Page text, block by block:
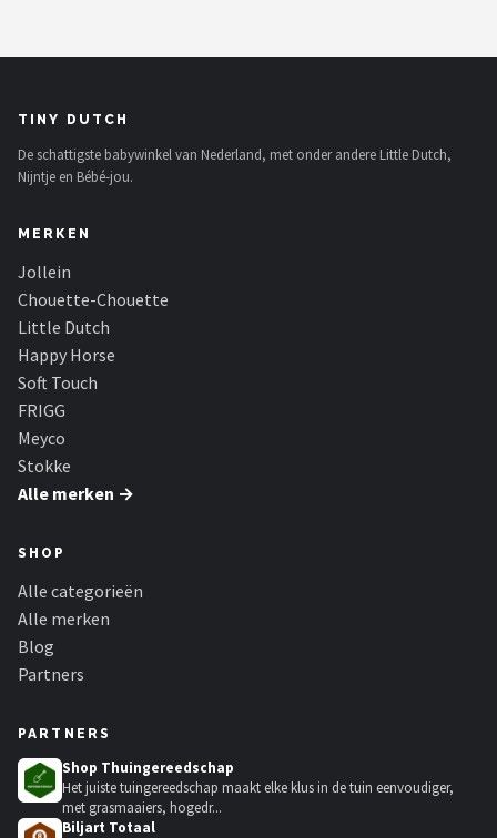
Happy Horse
Soft Touch
FRIGG
Meyco
Stokke
Done by Deer
Funnies.
TINY DUTCH
De schattigste babywinkel van Nederland, met onder andere Little Dutch,
Nijntje en Bébé-jou.
MERKEN
Jollein
Chouette-Chouette
Little Dutch
Happy Horse
Soft Touch
FRIGG
Meyco
Stokke
Alle merken →
SHOP
Alle categorieën
Alle merken
Blog
Partners
PARTNERS
Shop Thuingereedschap
Het juiste tuingereedschap maakt elke klus in de tuin eenvoudiger,
met grasmaaiers, hogedr...
Biljart Totaal